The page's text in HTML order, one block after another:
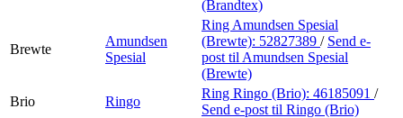
(Brandtex)
Brewte
Amundsen
Spesial
Ring Amundsen Spesial
(Brewte): 52827389 / Send e-
post til Amundsen Spesial
(Brewte)
Brio
Ringo
Ring Ringo (Brio): 46185091 /
Send e-post til Ringo (Brio)